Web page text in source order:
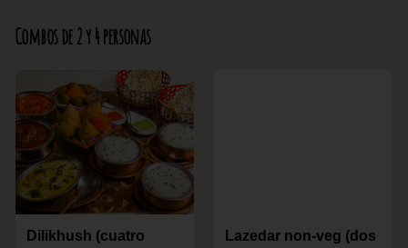
Combos de 2 y 4 personas
Dilikhush (cuatro
Lazedar non-veg (dos